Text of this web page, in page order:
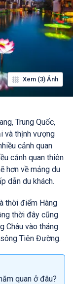
Xem (3) Ảnh
Trung Quốc,
và thịnh vượng
cảnh quan
cảnh quan thiên
hơn về mảng du
dẫn du khách.
thời điểm Hàng
thời đây cũng
Châu vào tháng
Tiên Đường.
quan ở đâu?